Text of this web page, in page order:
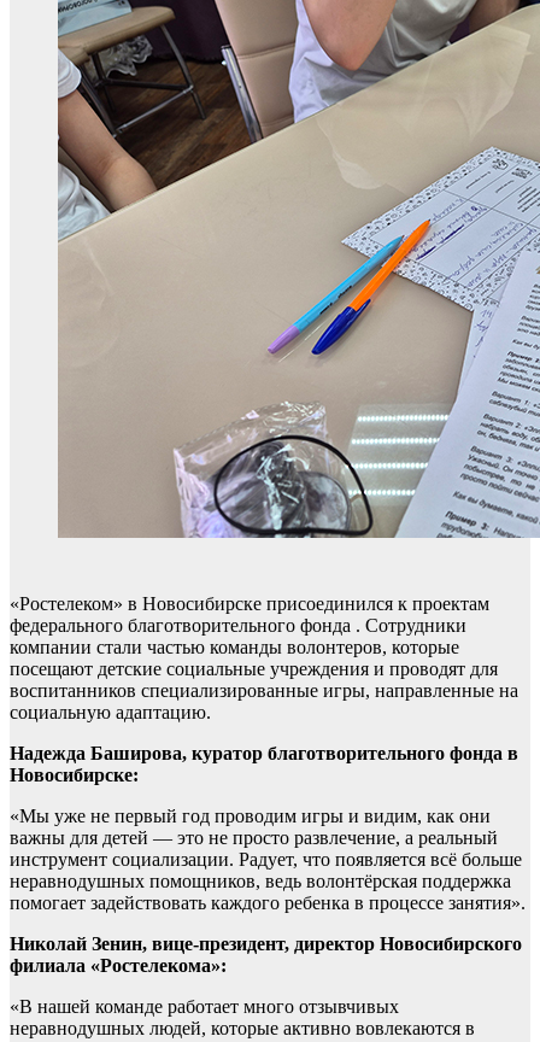
«Ростелеком» в Новосибирске присоединился к проектам
федерального благотворительного фонда . Сотрудники
компании стали частью команды волонтеров, которые
посещают детские социальные учреждения и проводят для
воспитанников специализированные игры, направленные на
социальную адаптацию.
Надежда Баширова, куратор благотворительного фонда в
Новосибирске:
«Мы уже не первый год проводим игры и видим, как они
важны для детей — это не просто развлечение, а реальный
инструмент социализации. Радует, что появляется всё больше
неравнодушных помощников, ведь волонтёрская поддержка
помогает задействовать каждого ребенка в процессе занятия».
Николай Зенин, вице-президент, директор Новосибирского
филиала «Ростелекома»:
«В нашей команде работает много отзывчивых
неравнодушных людей, которые активно вовлекаются в